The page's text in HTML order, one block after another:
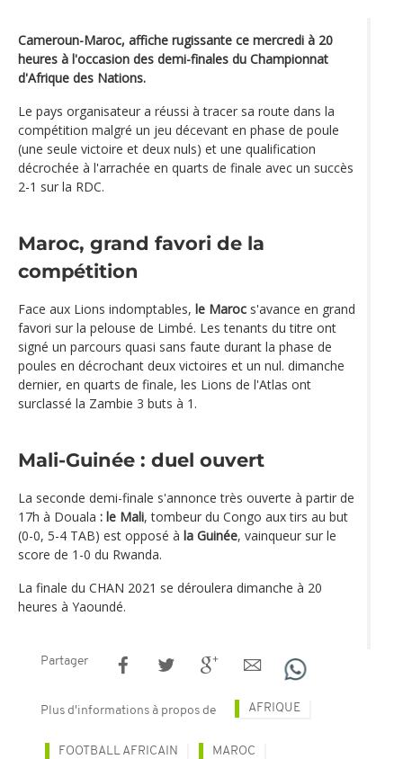
Cameroun-Maroc, affiche rugissante ce mercredi à 20
heures à l'occasion des demi-finales du Championnat
d'Afrique des Nations.
Le pays organisateur a réussi à tracer sa route dans la
compétition malgré un jeu décevant en phase de poule
(une seule victoire et deux nuls) et une qualification
décrochée à l'arrachée en quarts de finale avec un succès
2-1 sur la RDC.
Maroc, grand favori de la
compétition
Face aux Lions indomptables, le Maroc s'avance en grand
favori sur la pelouse de Limbé. Les tenants du titre ont
signé un parcours quasi sans faute durant la phase de
poules en décrochant deux victoires et un nul. dimanche
dernier, en quarts de finale, les Lions de l'Atlas ont
surclassé la Zambie 3 buts à 1.
Mali-Guinée : duel ouvert
La seconde demi-finale s'annonce très ouverte à partir de
17h à Douala : le Mali, tombeur du Congo aux tirs au but
(0-0, 5-4 TAB) est opposé à la Guinée, vainqueur sur le
score de 1-0 du Rwanda.
La finale du CHAN 2021 se déroulera dimanche à 20
heures à Yaoundé.
Partager
Plus d'informations à propos de AFRIQUE
FOOTBALL AFRICAIN MAROC